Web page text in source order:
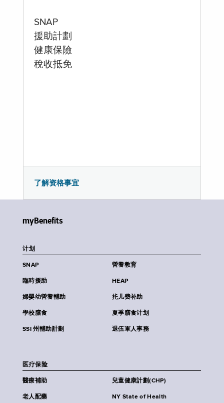
SNAP
援助計劃
健康保險
稅收抵免
了解资格事宜
myBenefits
计划
SNAP 營養教育
臨時援助 HEAP
婦嬰幼營養輔助 扥儿费补助
學校膳食 夏季膳食计划
SSI 州輔助計劃 退伍軍人事務
医疗保险
醫療補助 兒童健康計劃(CHP)
老人配藥 NY State of Health